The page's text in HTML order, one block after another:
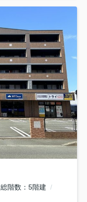
総階数
5階建